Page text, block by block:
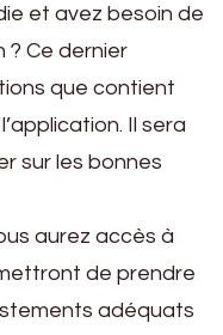
et avez besoin de
? Ce dernier
que contient
Il sera
sur les bonnes
aurez accès à
de prendre
adéquats